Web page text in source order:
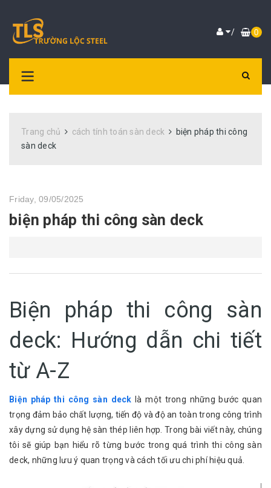
/ 0
Trang chủ cách tính toán sàn deck
biện pháp thi công
sàn deck
Friday, 09/05/2025
biện pháp thi công sàn deck
Biện pháp thi công sàn
deck: Hướng dẫn chi tiết
từ A-Z
Biện pháp thi công sàn deck là một trong những bước quan
trọng đảm bảo chất lượng, tiến độ và độ an toàn trong công trình
xây dựng sử dụng hệ sàn thép liên hợp. Trong bài viết này, chúng
tôi sẽ giúp bạn hiểu rõ từng bước trong quá trình thi công sàn
deck, những lưu ý quan trọng và cách tối ưu chi phí hiệu quả.